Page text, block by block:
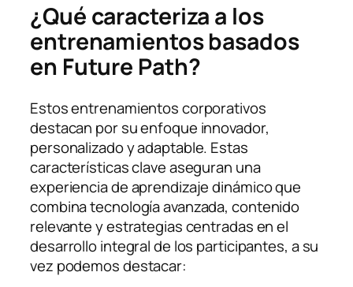
¿Qué caracteriza a los
entrenamientos basados
en Future Path?
Estos entrenamientos corporativos
destacan por su enfoque innovador,
personalizado y adaptable. Estas
características clave aseguran una
experiencia de aprendizaje dinámico que
combina tecnología avanzada, contenido
relevante y estrategias centradas en el
desarrollo integral de los participantes, a su
vez podemos destacar: